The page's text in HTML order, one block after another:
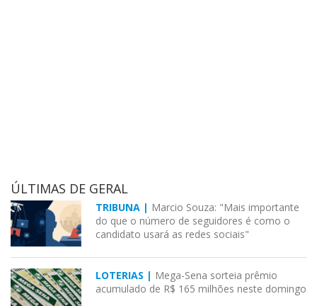
ÚLTIMAS DE GERAL
TRIBUNA | Marcio Souza: "Mais importante
do que o número de seguidores é como o
candidato usará as redes sociais"
LOTERIAS | Mega-Sena sorteia prêmio
acumulado de R$ 165 milhões neste domingo